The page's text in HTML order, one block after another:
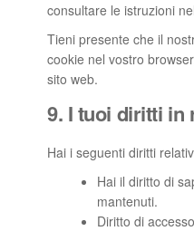
consultare le istruzioni
Tieni presente che il
cookie nel vostro
sito web.
9. I tuoi diritti in
Hai i seguenti diritti
Hai il diritto di
mantenuti.
Diritto di